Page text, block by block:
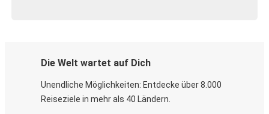
Die Welt wartet auf Dich
Unendliche Möglichkeiten: Entdecke über 8.000
Reiseziele in mehr als 40 Ländern.